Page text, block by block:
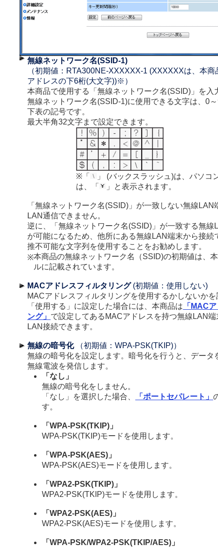
無線ネットワーク名(SSID-1)
（初期値：RTA300NE-XXXXXX-1 (XXXXXXは、本
アドレスの下6桁(大文字))※）
本商品で使用する「無線ネットワーク名(SSID)」を入
無線ネットワーク名(SSID-1)に使用できる文字は、0
下表の記号です。
最大半角32文字まで設定できます。
※「
」 (バックスラッシュ)は、パソコ
は、「
」と表示されます。
「無線ネットワーク名(SSID)」が一致しない無線LAN
LAN通信できません。
逆に、「無線ネットワーク名(SSID)」が一致する無線
が可能になるため、他所にある無線LAN端末から接続
推不可能な文字列を使用することをお勧めします。
※本商品の無線ネットワーク名（SSID)の初期値は、
ルに記載されています。
MACアドレスフィルタリング(初期値：使用しない)
MACアドレスフィルタリングを使用するかしないか
「使用する」に設定した場合には、本商品は 「MAC
ング」 で設定してあるMACアドレスを持つ無線LAN
LAN接続できます。
無線の暗号化（初期値：WPA-PSK(TKIP)）
無線の暗号化を設定します。暗号化を行うと、データ
無線電波を発信します。
「なし」
無線の暗号化をしません。
「なし」を選択した場合、
「ポートセパレート」
す。
「WPA-PSK(TKIP)」
WPA-PSK(TKIP)モードを使用します。
「WPA-PSK(AES)」
WPA-PSK(AES)モードを使用します。
「WPA2-PSK(TKIP)」
WPA2-PSK(TKIP)モードを使用します。
「WPA2-PSK(AES)」
WPA2-PSK(AES)モードを使用します。
「WPA-PSK/WPA2-PSK(TKIP/AES)」